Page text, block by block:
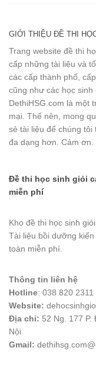
GIỚI THIỆU ĐỀ THI
Trang website đề thi
cấp những tài liệu và
các cấp thành phố,
cũng như các học
DethiHSG.com là một
mại. Thế nên, mong
sẻ tài liệu để chúng
đa dạng hơn. Cảm ơn.
Đề thi học sinh giỏi
miễn phí
Kho đề thi học sinh
Tài liệu bồi dưỡng
toàn miễn phí.
Thông tin liên hệ
Hotline: 038 820 2311
Website:
Địa chỉ: 52 Ng. 177
Nội
Gmail: